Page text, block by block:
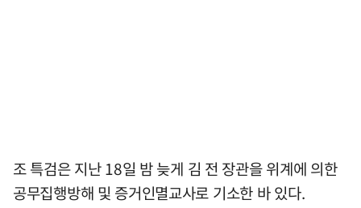
조 특검은 지난 18일 밤 늦게 김 전 장관을 위계에 의한
공무집행방해 및 증거인멸교사로 기소한 바 있다.